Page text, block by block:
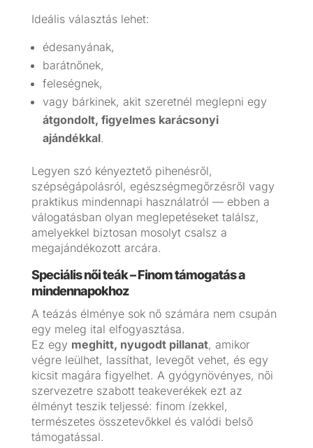
Ideális választás lehet:
édesanyának,
barátnőnek,
feleségnek,
vagy bárkinek, akit szeretnél meglepni egy
átgondolt, figyelmes karácsonyi
ajándékkal.
Legyen szó kényeztető pihenésről,
szépségápolásról, egészségmegőrzésről vagy
praktikus mindennapi használatról — ebben a
válogatásban olyan meglepetéseket találsz,
amelyekkel biztosan mosolyt csalsz a
megajándékozott arcára.
Speciális női teák – Finom támogatás a
mindennapokhoz
A teázás élménye sok nő számára nem csupán
egy meleg ital elfogyasztása.
Ez egy meghitt, nyugodt pillanat, amikor
végre leülhet, lassíthat, levegőt vehet, és egy
kicsit magára figyelhet. A gyógynövényes, női
szervezetre szabott teakeverékek ezt az
élményt teszik teljessé: finom ízekkel,
természetes összetevőkkel és valódi belső
támogatással.